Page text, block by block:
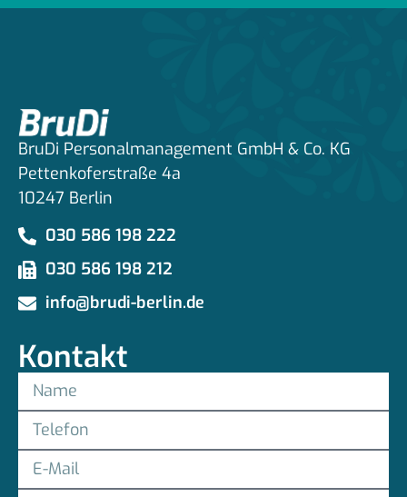
BruDi Personalmanagement GmbH & Co. KG
Pettenkoferstraße 4a
10247 Berlin
030 586 198 222
030 586 198 212
info@brudi-berlin.de
Kontakt